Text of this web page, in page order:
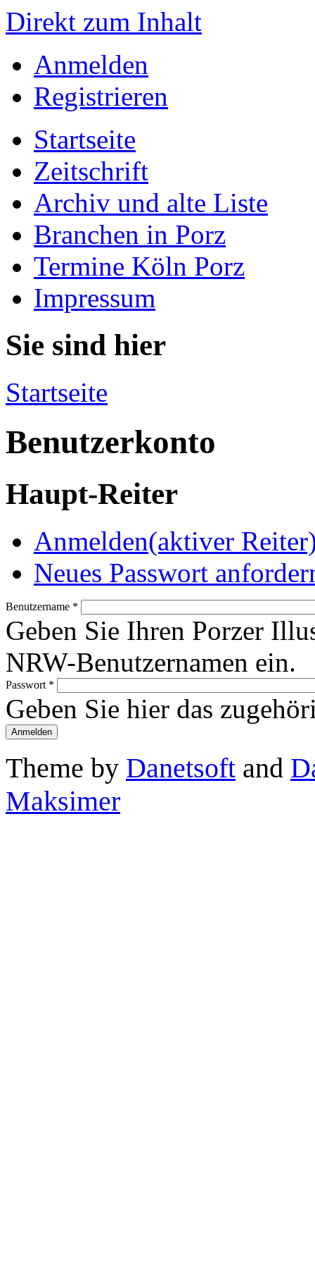
Direkt zum Inhalt
Anmelden
Registrieren
Startseite
Zeitschrift
Archiv und alte Liste
Branchen in Porz
Termine Köln Porz
Impressum
Sie sind hier
Startseite
Benutzerkonto
Haupt-Reiter
Anmelden(aktiver
Neues Passwort
Benutzername *
Geben Sie Ihren Porzer
NRW-Benutzernamen ein.
Passwort *
Geben Sie hier das
Theme by Danetsoft and
Maksimer